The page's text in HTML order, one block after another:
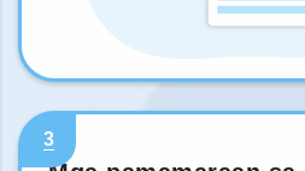
3